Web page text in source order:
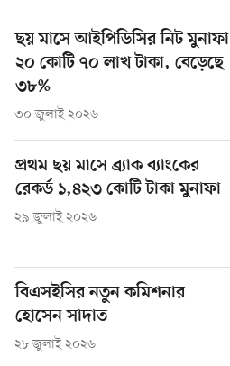
ছয় মাসে আইপিডিসির নিট মুনাফা
২০ কোটি ৭০ লাখ টাকা, বেড়েছে
৩৮%
৩০ জুলাই ২০২৬
প্রথম ছয় মাসে ব্র্যাক ব্যাংকের
রেকর্ড ১,৪২৩ কোটি টাকা মুনাফা
২৯ জুলাই ২০২৬
বিএসইসির নতুন কমিশনার
হোসেন সাদাত
২৮ জুলাই ২০২৬